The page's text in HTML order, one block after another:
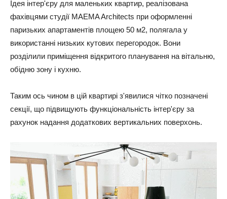
Ідея інтер'єру для маленьких квартир, реалізована
фахівцями студії MAEMA Architects при оформленні
паризьких апартаментів площею 50 м2, полягала у
використанні низьких кутових перегородок. Вони
розділили приміщення відкритого планування на вітальню,
обідню зону і кухню.
Таким ось чином в цій квартирі з'явилися чітко позначені
секції, що підвищують функціональність інтер'єру за
рахунок надання додаткових вертикальних поверхонь.